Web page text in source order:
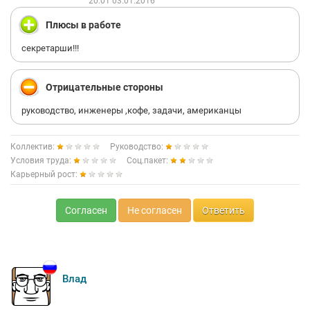
Плюсы в работе
секретарши!!!
Отрицательные стороны
руководство, инженеры ,кофе, задачи, американцы
Коллектив:
Руководство:
Условия труда:
Соц.пакет:
Карьерный рост:
Согласен Не согласен Ответить
Влад